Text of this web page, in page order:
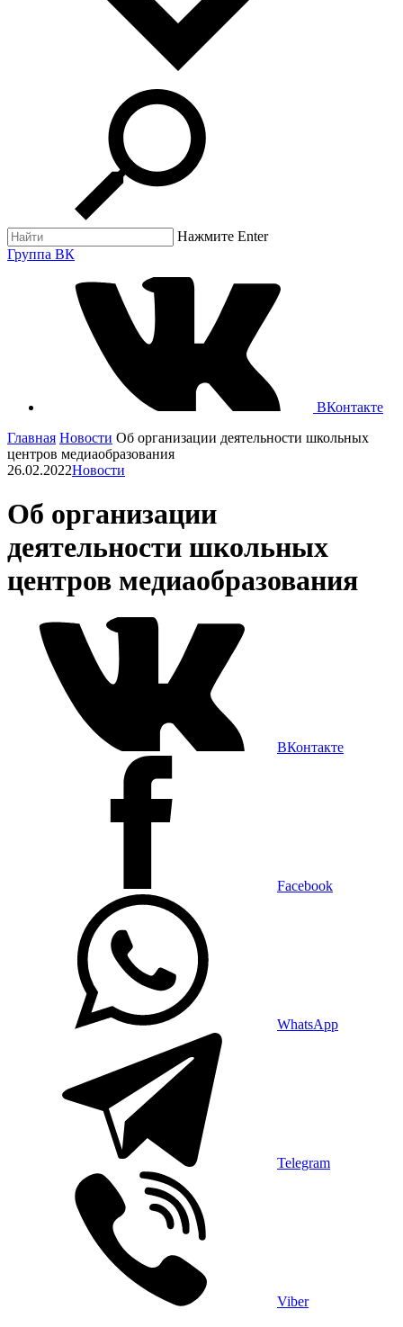
Нажмите Enter
Группа ВК
ВКонтакте
Главная Новости Об организации деятельности школьных
центров медиаобразования
26.02.2022Новости
Об организации
деятельности школьных
центров медиаобразования
ВКонтакте
Facebook
WhatsApp
Telegram
Viber